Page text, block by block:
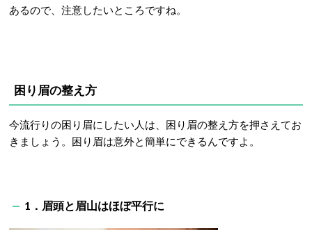
あるので、注意したいところですね。
困り眉の整え方
今流行りの困り眉にしたい人は、困り眉の整え方を押さえてお
きましょう。困り眉は意外と簡単にできるんですよ。
1．眉頭と眉山はほぼ平行に